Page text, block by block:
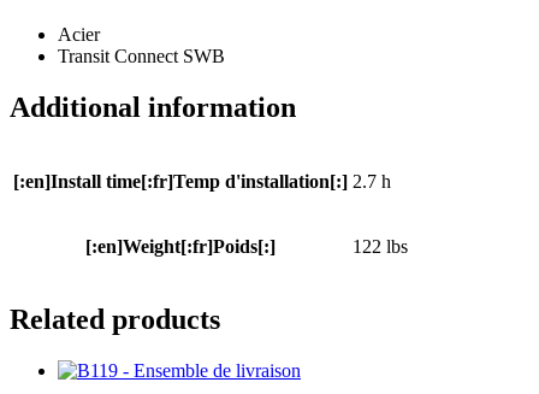
Acier
Transit Connect SWB
Additional information
[:en]Install time[:fr]Temp d'installation[:] 2.7 h
[:en]Weight[:fr]Poids[:] 122 lbs
Related products